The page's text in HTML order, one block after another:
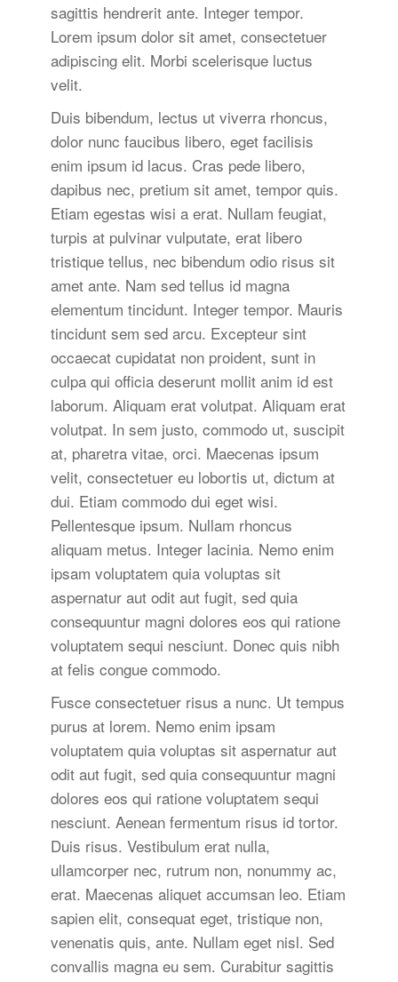
sagittis hendrerit ante. Integer tempor.
Lorem ipsum dolor sit amet, consectetuer
adipiscing elit. Morbi scelerisque luctus
velit.
Duis bibendum, lectus ut viverra rhoncus,
dolor nunc faucibus libero, eget facilisis
enim ipsum id lacus. Cras pede libero,
dapibus nec, pretium sit amet, tempor quis.
Etiam egestas wisi a erat. Nullam feugiat,
turpis at pulvinar vulputate, erat libero
tristique tellus, nec bibendum odio risus sit
amet ante. Nam sed tellus id magna
elementum tincidunt. Integer tempor. Mauris
tincidunt sem sed arcu. Excepteur sint
occaecat cupidatat non proident, sunt in
culpa qui officia deserunt mollit anim id est
laborum. Aliquam erat volutpat. Aliquam erat
volutpat. In sem justo, commodo ut, suscipit
at, pharetra vitae, orci. Maecenas ipsum
velit, consectetuer eu lobortis ut, dictum at
dui. Etiam commodo dui eget wisi.
Pellentesque ipsum. Nullam rhoncus
aliquam metus. Integer lacinia. Nemo enim
ipsam voluptatem quia voluptas sit
aspernatur aut odit aut fugit, sed quia
consequuntur magni dolores eos qui ratione
voluptatem sequi nesciunt. Donec quis nibh
at felis congue commodo.
Fusce consectetuer risus a nunc. Ut tempus
purus at lorem. Nemo enim ipsam
voluptatem quia voluptas sit aspernatur aut
odit aut fugit, sed quia consequuntur magni
dolores eos qui ratione voluptatem sequi
nesciunt. Aenean fermentum risus id tortor.
Duis risus. Vestibulum erat nulla,
ullamcorper nec, rutrum non, nonummy ac,
erat. Maecenas aliquet accumsan leo. Etiam
sapien elit, consequat eget, tristique non,
venenatis quis, ante. Nullam eget nisl. Sed
convallis magna eu sem. Curabitur sagittis